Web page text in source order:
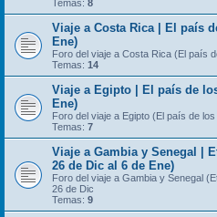
Temas: 8
Viaje a Costa Rica | El país
Ene)
Foro del viaje a Costa Rica (El país
Temas: 14
Viaje a Egipto | El país de
Ene)
Foro del viaje a Egipto (El país de
Temas: 7
Viaje a Gambia y Senegal |
26 de Dic al 6 de Ene)
Foro del viaje a Gambia y Senegal
26 de Dic
Temas: 9